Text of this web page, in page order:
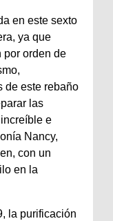
en este sexto
ya que
por orden de
de este rebaño
las
e
Nancy,
con un
en la
la purificación